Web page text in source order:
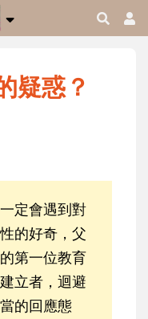
疑惑？
定會遇到對
的好奇，父
第一位教育
立者，迴避
的回應態